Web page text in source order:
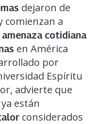
dejaron de
comienzan a
amenaza cotidiana
en América
por
Espíritu
advierte que
ya están
considerados